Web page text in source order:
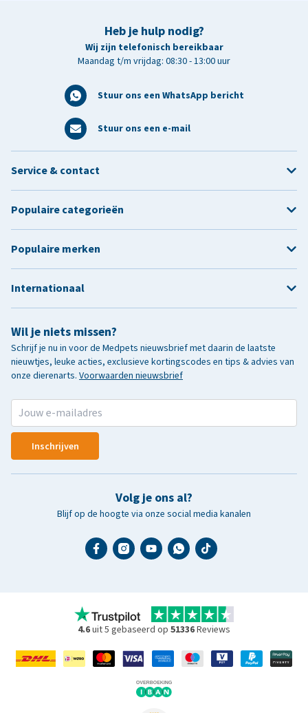
Heb je hulp nodig?
Wij zijn telefonisch bereikbaar
Maandag t/m vrijdag: 08:30 - 13:00 uur
Stuur ons een WhatsApp bericht
Stuur ons een e-mail
Wil je niets missen?
Schrijf je nu in voor de Medpets nieuwsbrief met daarin de laatste
nieuwtjes, leuke acties, exclusieve kortingscodes en tips & advies van
onze dierenarts. Voorwaarden nieuwsbrief
Inschrijven
Volg je ons al?
Blijf op de hoogte via onze social media kanalen
Service & contact
Populaire categorieën
Populaire merken
Internationaal
4.6uit 5 gebaseerd op 51336Reviews